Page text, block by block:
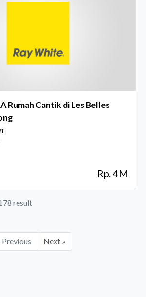
Rumah Cantik di Les Belles
Rp. 4M
result
Previous Next »